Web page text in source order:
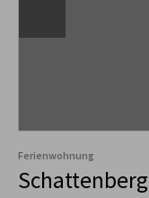
Ferienwohnung
Schattenberg